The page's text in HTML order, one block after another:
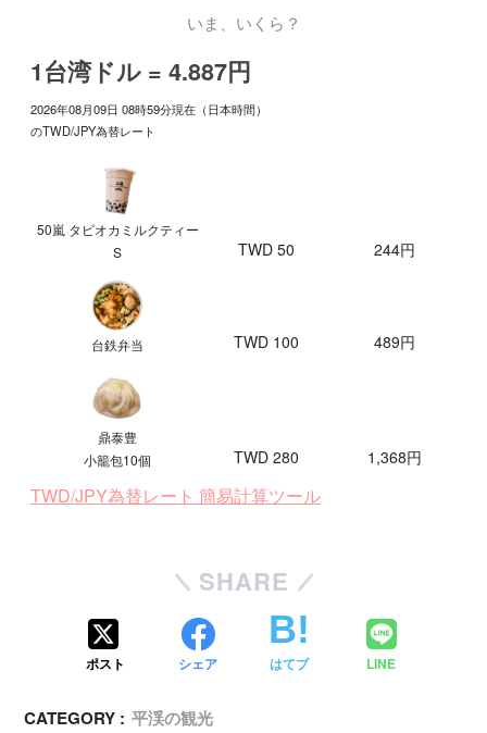
いま、いくら？
1台湾ドル = 4.887円
2026年08月09日 08時59分現在（日本時間）
のTWD/JPY為替レート
50嵐 タピオカミルクティー
S
TWD 50 244円
台鉄弁当 TWD 100 489円
鼎泰豊
小籠包10個
TWD 280 1,368円
TWD/JPY為替レート 簡易計算ツール
SHARE
ポスト シェア はてブ LINE
CATEGORY : 平渓の観光